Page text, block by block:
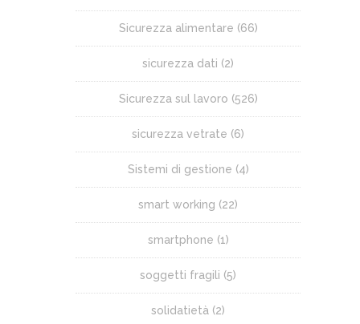
Sicurezza alimentare (66)
sicurezza dati (2)
Sicurezza sul lavoro (526)
sicurezza vetrate (6)
Sistemi di gestione (4)
smart working (22)
smartphone (1)
soggetti fragili (5)
solidatietà (2)